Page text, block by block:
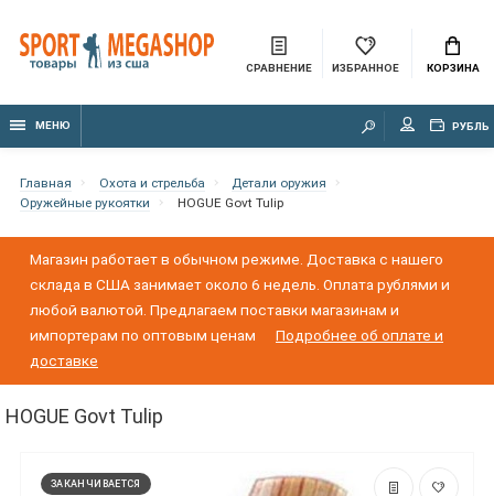
СРАВНЕНИЕ ИЗБРАННОЕ КОРЗИНА
МЕНЮ РУБЛЬ
Главная Охота и стрельба
Детали оружия
Оружейные рукоятки
HOGUE Govt Tulip
Магазин работает в обычном режиме. Доставка с нашего
склада в США занимает около 6 недель. Оплата рублями и
любой валютой. Предлагаем поставки магазинам и
импортерам по оптовым ценам
Подробнее об оплате и
доставке
HOGUE Govt Tulip
ЗАКАНЧИВАЕТСЯ